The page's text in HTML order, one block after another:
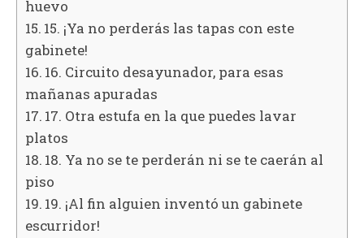
huevo
15. ¡Ya no perderás las tapas con este
gabinete!
16. Circuito desayunador, para esas
mañanas apuradas
17. Otra estufa en la que puedes lavar
platos
18. Ya no se te perderán ni se te caerán al
piso
19. ¡Al fin alguien inventó un gabinete
escurridor!